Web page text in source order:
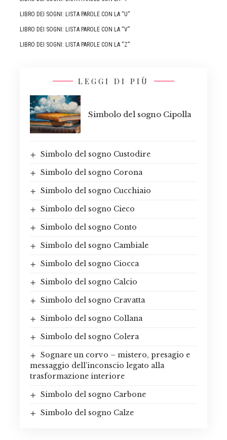
LIBRO DEI SOGNI: LISTA PAROLE CON LA “U”
LIBRO DEI SOGNI: LISTA PAROLE CON LA “V”
LIBRO DEI SOGNI: LISTA PAROLE CON LA “Z”
LEGGI DI PIÙ
Simbolo del sogno Cipolla
Simbolo del sogno Custodire
Simbolo del sogno Corona
Simbolo del sogno Cucchiaio
Simbolo del sogno Cieco
Simbolo del sogno Conto
Simbolo del sogno Cambiale
Simbolo del sogno Ciocca
Simbolo del sogno Calcio
Simbolo del sogno Cravatta
Simbolo del sogno Collana
Simbolo del sogno Colera
Sognare un corvo – mistero, presagio e
messaggio dell’inconscio legato alla
trasformazione interiore
Simbolo del sogno Carbone
Simbolo del sogno Calze